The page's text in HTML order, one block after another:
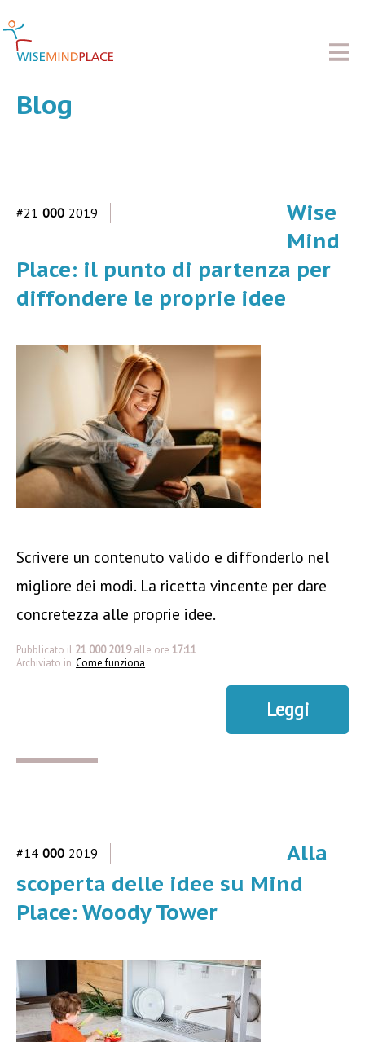
Blog
#21 000 2019
Wise
Mind
Place: il punto di partenza per
diffondere le proprie idee
Scrivere un contenuto valido e diffonderlo nel
migliore dei modi. La ricetta vincente per dare
concretezza alle proprie idee.
Pubblicato il 21 000 2019 alle ore 17:11
Archiviato in:Come funziona
Leggi
#14 000 2019
Alla
scoperta delle idee su Mind
Place: Woody Tower